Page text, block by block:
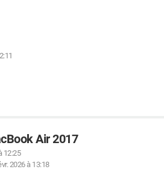
Air 2017
12:25
2026 à 13:18